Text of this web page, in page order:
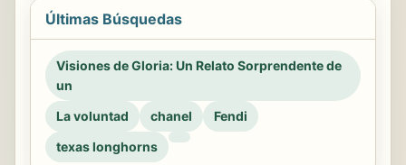
Últimas Búsquedas
Visiones de Gloria: Un Relato Sorprendente de
un
La voluntad
chanel
Fendi
texas longhorns